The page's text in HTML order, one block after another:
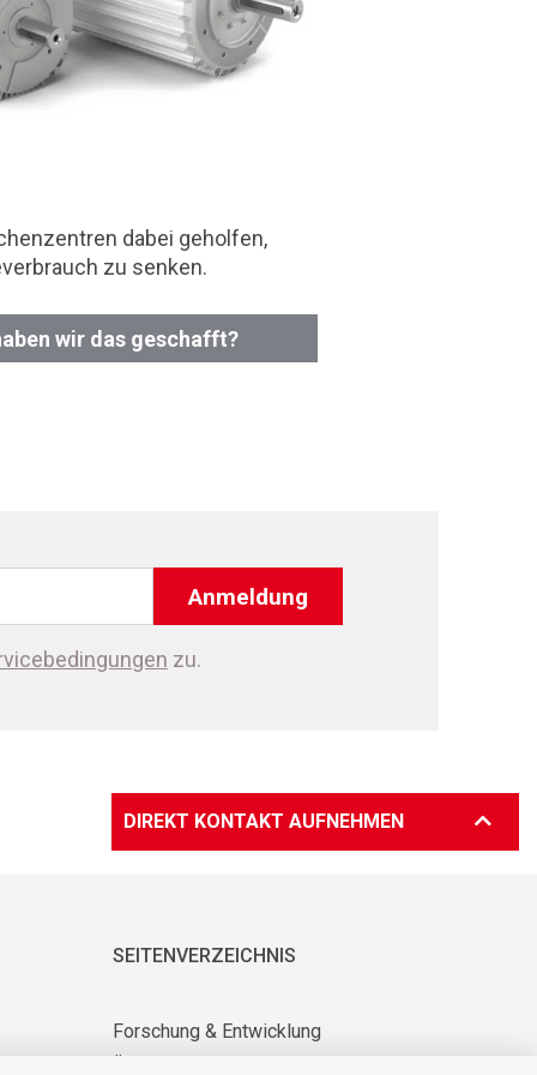
dabei geholfen,
zu senken.
wir das geschafft?
Anmeldung
zu.
DIREKT KONTAKT AUFNEHMEN
SEITENVERZEICHNIS
Forschung & Entwicklung